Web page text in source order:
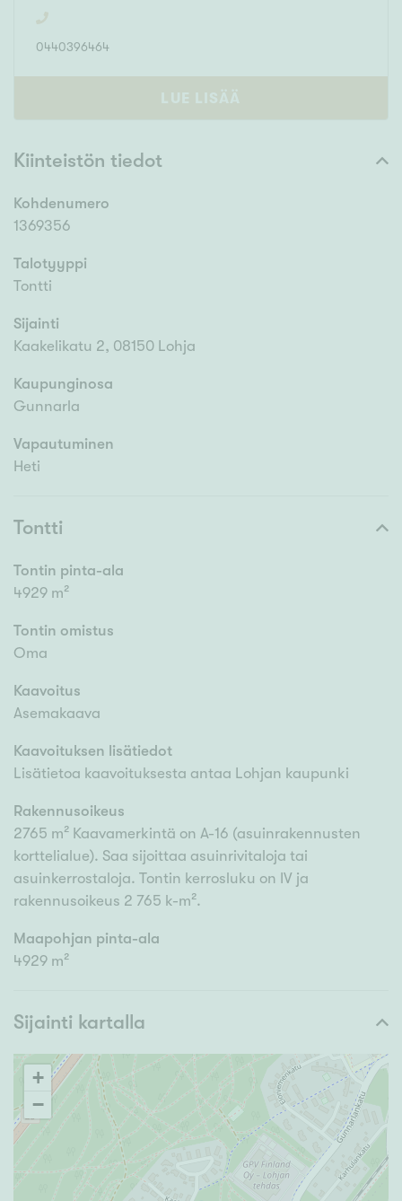
0440396464
LUE LISÄÄ
Kiinteistön tiedot
Kohdenumero
1369356
Talotyyppi
Tontti
Sijainti
Kaakelikatu 2, 08150 Lohja
Kaupunginosa
Gunnarla
Vapautuminen
Heti
Tontti
Tontin pinta-ala
4929 m²
Tontin omistus
Oma
Kaavoitus
Asemakaava
Kaavoituksen lisätiedot
Lisätietoa kaavoituksesta antaa Lohjan kaupunki
Rakennusoikeus
2765 m² Kaavamerkintä on A-16 (asuinrakennusten
korttelialue). Saa sijoittaa asuinrivitaloja tai
asuinkerrostaloja. Tontin kerrosluku on IV ja
rakennusoikeus 2 765 k-m².
Maapohjan pinta-ala
4929 m²
Sijainti kartalla
+
−